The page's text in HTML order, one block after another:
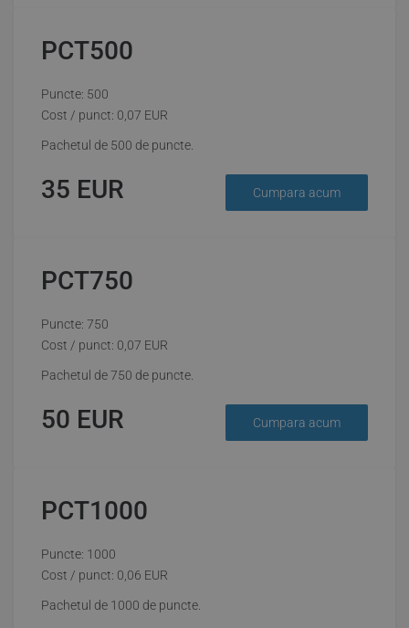
PCT500
Puncte: 500
Cost / punct: 0,07 EUR
Pachetul de 500 de puncte.
35 EUR Cumpara acum
PCT750
Puncte: 750
Cost / punct: 0,07 EUR
Pachetul de 750 de puncte.
50 EUR Cumpara acum
PCT1000
Puncte: 1000
Cost / punct: 0,06 EUR
Pachetul de 1000 de puncte.